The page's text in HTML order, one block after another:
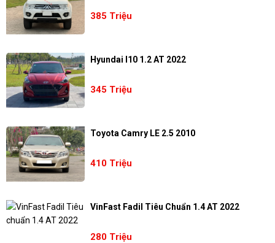
385 Triệu
Hyundai I10 1.2 AT 2022
345 Triệu
Toyota Camry LE 2.5 2010
410 Triệu
VinFast Fadil Tiêu Chuẩn 1.4 AT 2022
280 Triệu